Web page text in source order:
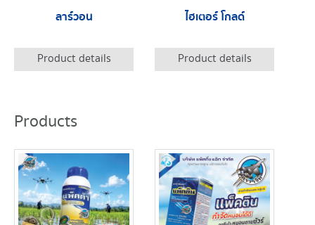
ลาร์วอน
Product details
ไฮเตอร์ โกลด์
Product details
Products